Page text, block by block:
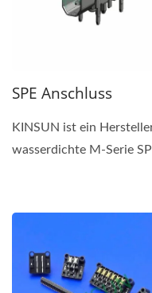
SPE Anschluss
KINSUN ist ein
wasserdichte M-Serie